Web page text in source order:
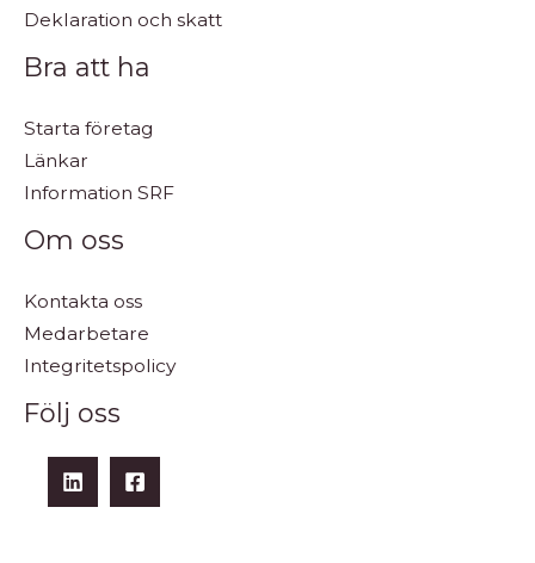
Deklaration och skatt
Bra att ha
Starta företag
Länkar
Information SRF
Om oss
Kontakta oss
Medarbetare
Integritetspolicy
Följ oss